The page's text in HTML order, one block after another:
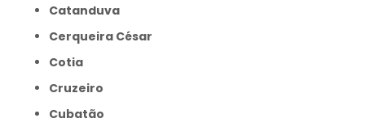
Catanduva
Cerqueira César
Cotia
Cruzeiro
Cubatão